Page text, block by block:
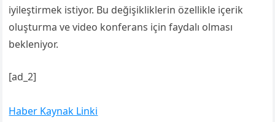
iyileştirmek istiyor. Bu değişikliklerin özellikle içerik
oluşturma ve video konferans için faydalı olması
bekleniyor.
[ad_2]
Haber Kaynak Linki